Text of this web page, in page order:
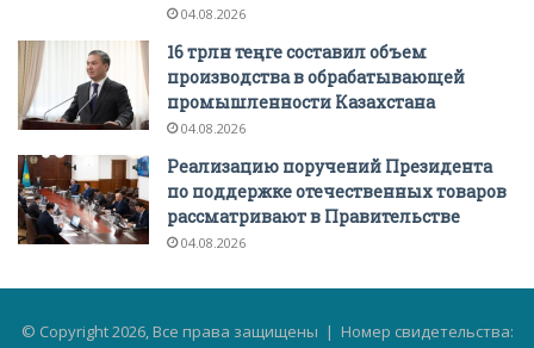
04.08.2026
16 трлн теңге составил объем
производства в обрабатывающей
промышленности Казахстана
04.08.2026
Реализацию поручений Президента
по поддержке отечественных товаров
рассматривают в Правительстве
04.08.2026
© Copyright 2026, Все права защищены | Номер свидетельства: